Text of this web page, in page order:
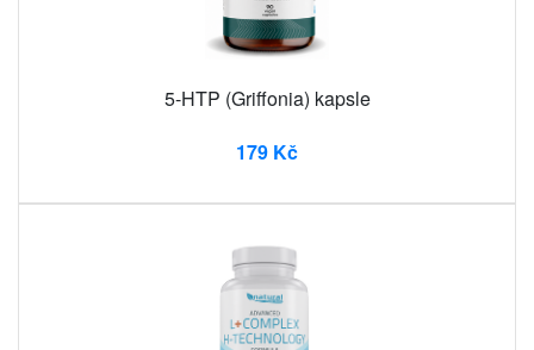
5-HTP (Griffonia) kapsle
179 Kč